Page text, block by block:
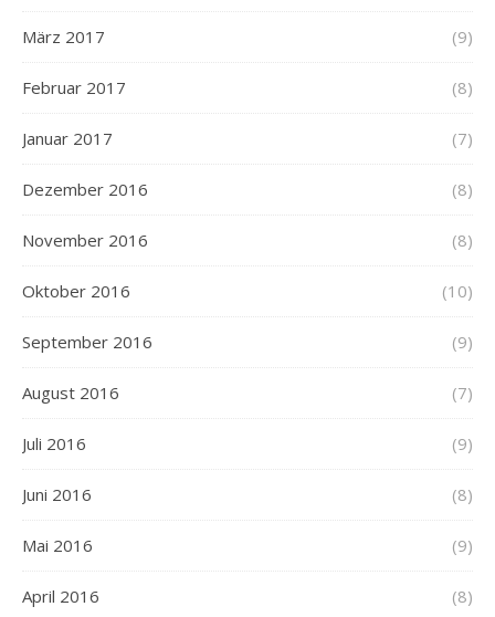
März 2017 (9)
Februar 2017 (8)
Januar 2017 (7)
Dezember 2016 (8)
November 2016 (8)
Oktober 2016 (10)
September 2016 (9)
August 2016 (7)
Juli 2016 (9)
Juni 2016 (8)
Mai 2016 (9)
April 2016 (8)